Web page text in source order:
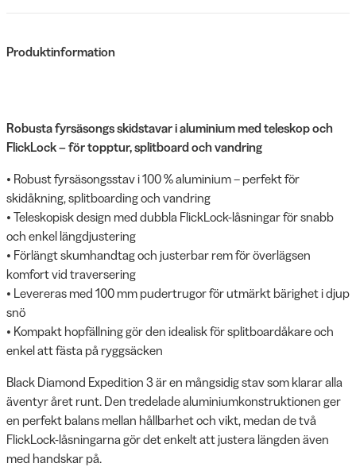
Produktinformation
Robusta fyrsäsongs skidstavar i aluminium med teleskop och
FlickLock – för topptur, splitboard och vandring
• Robust fyrsäsongsstav i 100 % aluminium – perfekt för
skidåkning, splitboarding och vandring
• Teleskopisk design med dubbla FlickLock-låsningar för snabb
och enkel längdjustering
• Förlängt skumhandtag och justerbar rem för överlägsen
komfort vid traversering
• Levereras med 100 mm pudertrugor för utmärkt bärighet i djup
snö
• Kompakt hopfällning gör den idealisk för splitboardåkare och
enkel att fästa på ryggsäcken
Black Diamond Expedition 3 är en mångsidig stav som klarar alla
äventyr året runt. Den tredelade aluminiumkonstruktionen ger
en perfekt balans mellan hållbarhet och vikt, medan de två
FlickLock-låsningarna gör det enkelt att justera längden även
med handskar på.